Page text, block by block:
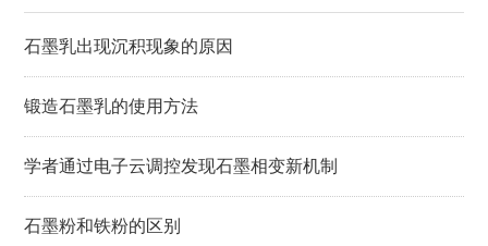
石墨乳出现沉积现象的原因
锻造石墨乳的使用方法
学者通过电子云调控发现石墨相变新机制
石墨粉和铁粉的区别